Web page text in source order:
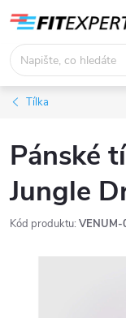
obsah
Tílka
Pánské
Jungle
Kód produktu: